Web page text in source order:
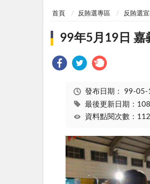
首頁 反賄選專區 反賄選
99年5月19日 嘉
發布日期： 99-05-
最後更新日期：
資料點閱次數：